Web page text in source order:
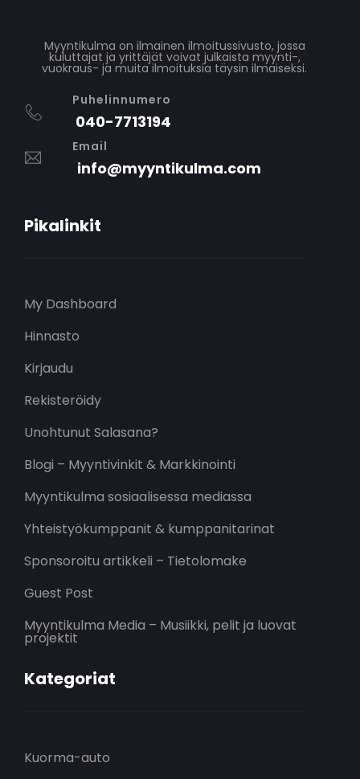
Myyntikulma on ilmainen ilmoitussivusto, jossa
kuluttajat ja yrittäjät voivat julkaista myynti-,
vuokraus- ja muita ilmoituksia täysin ilmaiseksi.
Puhelinnumero
040-7713194
Email
info@myyntikulma.com
Pikalinkit
My Dashboard
Hinnasto
Kirjaudu
Rekisteröidy
Unohtunut Salasana?
Blogi – Myyntivinkit & Markkinointi
Myyntikulma sosiaalisessa mediassa
Yhteistyökumppanit & kumppanitarinat
Sponsoroitu artikkeli – Tietolomake
Guest Post
Myyntikulma Media – Musiikki, pelit ja luovat
projektit
Kategoriat
Kuorma-auto